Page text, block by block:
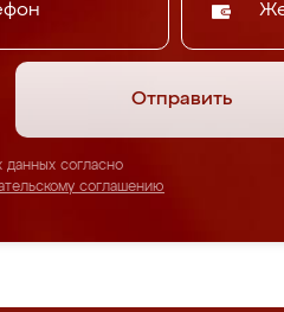
Отправить
данных согласно
соглашению